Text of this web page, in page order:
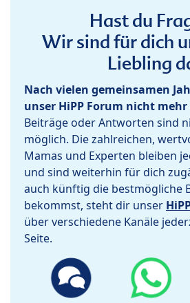
Hast du
Wir sind für dich
Liebling
Nach vielen gemeinsamen
unser HiPP Forum nicht
Beiträge oder Antworten sind
möglich. Die zahlreichen,
Mamas und Experten bleiben
und sind weiterhin für dich
auch künftig die bestmögliche
bekommst, steht dir unser
über verschiedene Kanäle
Seite.